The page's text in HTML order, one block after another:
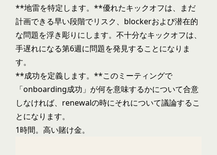
**地雷を特定します。**優れたキックオフは、まだ
計画できる早い段階でリスク、blockerおよび潜在的
な問題を浮き彫りにします。不十分なキックオフは、
手遅れになる第6週に問題を発見することになりま
す。
**成功を定義します。**このミーティングで
「onboarding成功」が何を意味するかについて合意
しなければ、renewalの時にそれについて議論するこ
とになります。
1時間。高い賭け金。